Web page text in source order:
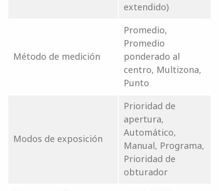
extendido)
Método de medición
Promedio,
Promedio
ponderado al
centro, Multizona,
Punto
Modos de exposición
Prioridad de
apertura,
Automático,
Manual, Programa,
Prioridad de
obturador